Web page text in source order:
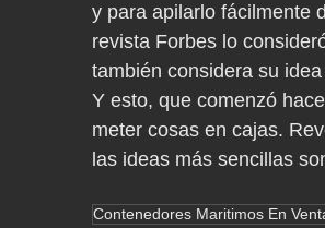
y para apilarlo fácilmente
revista Forbes lo
también considera su
Y esto, que comenzó
meter cosas en cajas.
las ideas más sencillas
Contenedores Maritimos En